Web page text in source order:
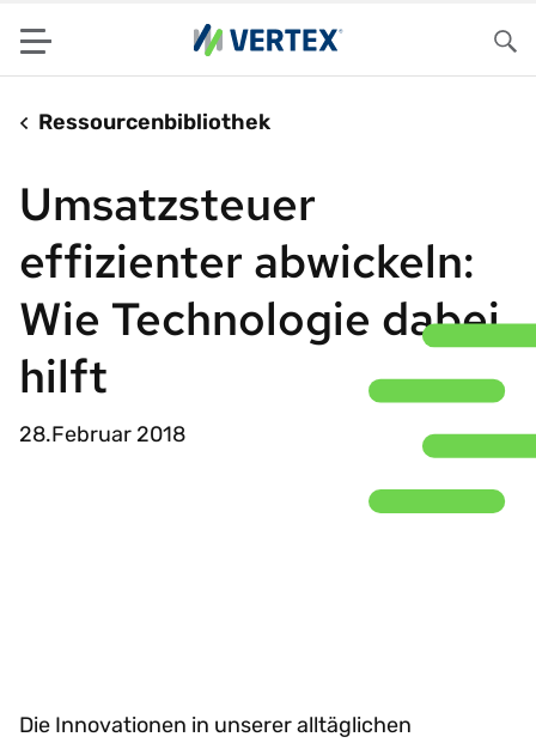
Menu
Ressourcenbibliothek
Umsatzsteuer
effizienter abwickeln:
Wie Technologie dabei
hilft
28.Februar 2018
Die Innovationen in unserer alltäglichen